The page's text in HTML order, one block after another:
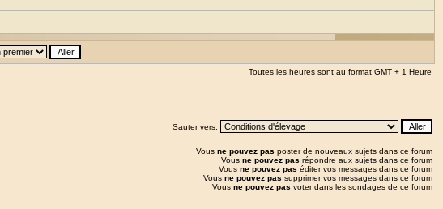
Toutes les heures sont au format GMT + 1 Heure
Sauter vers:
Vous ne pouvez pas poster de nouveaux sujets dans ce forum
Vous ne pouvez pas répondre aux sujets dans ce forum
Vous ne pouvez pas éditer vos messages dans ce forum
Vous ne pouvez pas supprimer vos messages dans ce forum
Vous ne pouvez pas voter dans les sondages de ce forum